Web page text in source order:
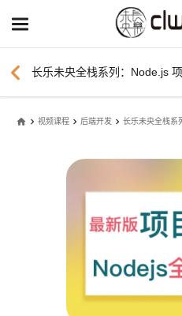
chevron_left 长乐未央全栈系列：Node.js
home 视频课程 后端开发 长乐未央全栈系